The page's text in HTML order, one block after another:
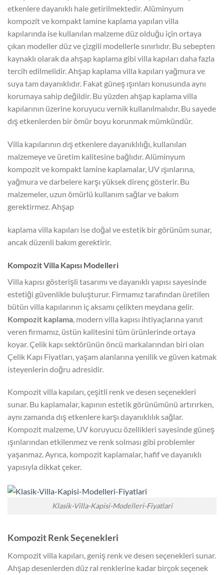
etkenlere dayanıklı hale getirilmektedir. Alüminyum
kompozit ve kompakt lamine kaplama yapılan villa
kapılarında ise kullanılan malzeme düz olduğu için ortaya
çıkan modeller düz ve çizgili modellerle sınırlıdır. Bu sebepten
kaynaklı olarak da ahşap kaplama gibi villa kapıları daha fazla
tercih edilmelidir. Ahşap kaplama villa kapıları yağmura ve
suya tam dayanıklıdır. Fakat güneş ışınları konusunda aynı
korumaya sahip değildir. Bu yüzden ahşap kaplama villa
kapılarının üzerine koruyucu vernik kullanılmalıdır. Bu sayede
dış etkenlerden bir ömür boyu korunmak mümkündür.
Villa kapılarının dış etkenlere dayanıklılığı, kullanılan
malzemeye ve üretim kalitesine bağlıdır. Alüminyum
kompozit ve kompakt lamine kaplamalar, UV ışınlarına,
yağmura ve darbelere karşı yüksek direnç gösterir. Bu
malzemeler, uzun ömürlü kullanım sağlar ve bakım
gerektirmez. Ahşap
kaplama villa kapıları ise doğal ve estetik bir görünüm sunar,
ancak düzenli bakım gerektirir.
Kompozit Villa Kapısı Modelleri
Villa kapısı gösterişli tasarımı ve dayanıklı yapısı sayesinde
estetiği güvenlikle buluşturur. Firmamız tarafından üretilen
bütün villa kapılarının iç aksamı çelikten meydana gelir.
Kompozit kaplama , modern villa kapısı ihtiyaçlarına yanıt
veren firmamız, üstün kalitesini tüm ürünlerinde ortaya
koyar. Çelik kapı sektörünün öncü markalarından biri olan
Çelik Kapı Fiyatları, yaşam alanlarına yenilik ve güven katmak
isteyenlerin doğru adresidir.
Kompozit villa kapıları, çeşitli renk ve desen seçenekleri
sunar. Bu kaplamalar, kapının estetik görünümünü artırırken,
aynı zamanda dış etkenlere karşı dayanıklılık sağlar.
Kompozit malzeme, UV koruyucu özellikleri sayesinde güneş
ışınlarından etkilenmez ve renk solması gibi problemler
yaşanmaz. Ayrıca, kompozit kaplamalar, hafif ve dayanıklı
yapısıyla dikkat çeker.
Klasik-Villa-Kapisi-Modelleri-Fiyatlari
Kompozit Renk Seçenekleri
Kompozit villa kapıları, geniş renk ve desen seçenekleri sunar.
Ahşap desenlerden düz ral renklerine kadar birçok seçenek